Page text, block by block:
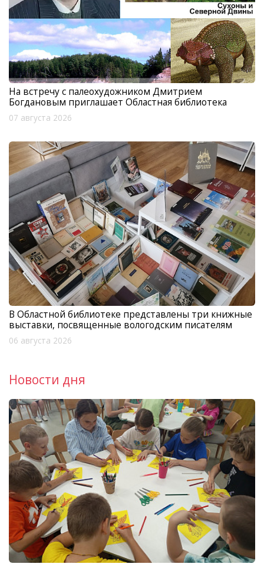
На встречу с палеохудожником Дмитрием
Богдановым приглашает Областная библиотека
07 августа 2026
В Областной библиотеке представлены три книжные
выставки, посвященные вологодским писателям
06 августа 2026
Новости дня